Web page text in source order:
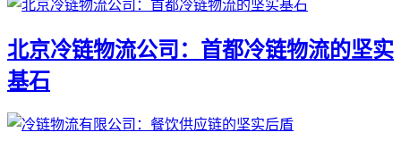
北京冷链物流公司：首都冷链物流的坚实
基石